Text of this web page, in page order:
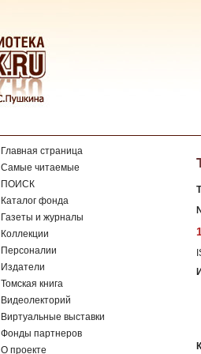
Главная страница
Самые читаемые
ПОИСК
Каталог фонда
Газеты и журналы
Коллекции
Персоналии
Издатели
Томская книга
Видеолекторий
Виртуальные выставки
Фонды партнеров
О проекте